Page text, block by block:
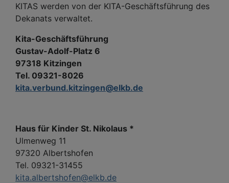
KITAS werden von der KITA-Geschäftsführung des
Dekanats verwaltet.
Kita-Geschäftsführung
Gustav-Adolf-Platz 6
97318 Kitzingen
Tel. 09321-8026
kita.verbund.kitzingen@elkb.de
Haus für Kinder St. Nikolaus *
Ulmenweg 11
97320 Albertshofen
Tel. 09321-31455
kita.albertshofen@elkb.de